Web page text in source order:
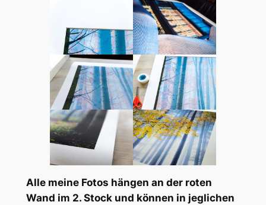
Alle meine Fotos hängen an der roten
Wand im 2. Stock und können in jeglichen